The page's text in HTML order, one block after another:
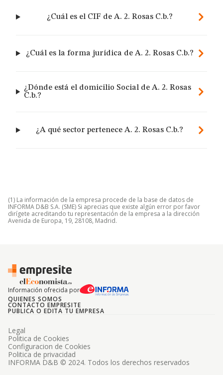
¿Cuál es el CIF de A. 2. Rosas C.b.?
¿Cuál es la forma jurídica de A. 2. Rosas C.b.?
¿Dónde está el domicilio Social de A. 2. Rosas
C.b.?
¿A qué sector pertenece A. 2. Rosas C.b.?
(1) La información de la empresa procede de la base de datos de
INFORMA D&B S.A. (SME) Si aprecias que existe algún error por favor
dirígete acreditando tu representación de la empresa a la dirección
Avenida de Europa, 19, 28108, Madrid.
Información ofrecida por
QUIENES SOMOS
CONTACTO EMPRESITE
PUBLICA O EDITA TU EMPRESA
INFORMA D&B © 2024. Todos los derechos reservados
Legal
Politica de Cookies
Configuracion de Cookies
Politica de privacidad